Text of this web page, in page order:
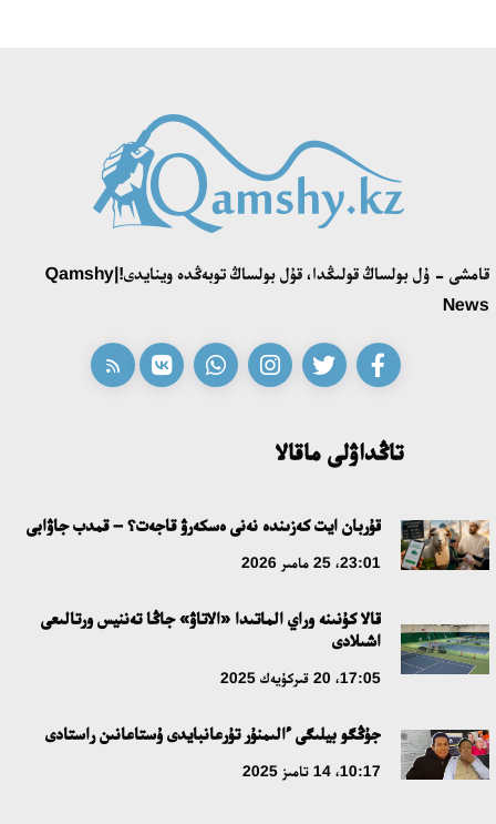
قامشى - ۇل بولساڭ قولىڭدا، قۇل بولساڭ توبەڭدە وينايدى!|Qamshy
News
تاڭداۋلى ماقالا
قۇربان ايت كەزىندە نەنى ەسكەرۋ قاجەت؟ – قمدب جاۋابى
23:01، 25 مامىر 2026
قالا كۇنىنە وراي الماتىدا «الاتاۋ» جاڭا تەننيس ورتالىعى
اشىلادى
17:05، 20 قىركۇيەك 2025
جۇڭگو بيلىگى ءالىمنۇر تۇرعانبايدى ۇستاعانىن راستادى
10:17، 14 تامىز 2025